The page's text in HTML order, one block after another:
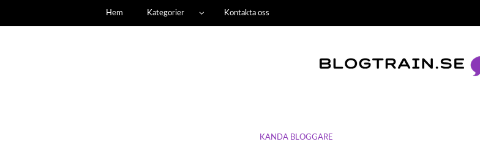
Hem Kategorier Kontakta oss
KÄNDA BLOGGARE